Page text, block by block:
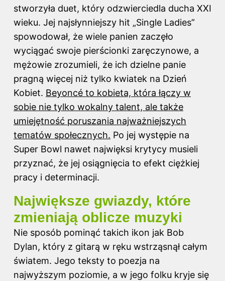
stworzyła duet, który odzwierciedla ducha XXI
wieku. Jej najsłynniejszy hit „Single Ladies”
spowodował, że wiele panien zaczęło
wyciągać swoje pierścionki zaręczynowe, a
mężowie zrozumieli, że ich dzielne panie
pragną więcej niż tylko kwiatek na Dzień
Kobiet. Beyoncé to kobieta, która łączy w
sobie nie tylko wokalny talent, ale także
umiejętność poruszania najważniejszych
tematów społecznych. Po jej występie na
Super Bowl nawet najwięksi krytycy musieli
przyznać, że jej osiągnięcia to efekt ciężkiej
pracy i determinacji.
Największe gwiazdy, które
zmieniają oblicze muzyki
Nie sposób pominąć takich ikon jak Bob
Dylan, który z gitarą w ręku wstrząsnął całym
światem. Jego teksty to poezja na
najwyższym poziomie, a w jego folku kryje się